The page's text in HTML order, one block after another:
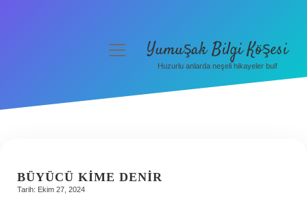
Gizlilik Politikası
menüyü
aç
Yumuşak Bilgi Köşesi
Huzurlu anlarda neşeli hikayeler bul!
BÜYÜCÜ KIME DENIR
Tarih: Ekim 27, 2024